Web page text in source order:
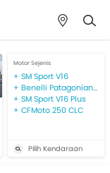
Motor Sejenis
SM Sport V16
Benelli Patagonian 250 EFI
SM Sport V16 Plus
CFMoto 250 CLC
Pilih Kendaraan